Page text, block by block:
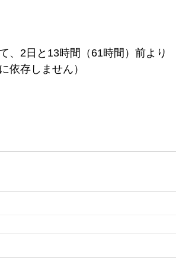
、2日と13時間（61時間）前より
存しません）